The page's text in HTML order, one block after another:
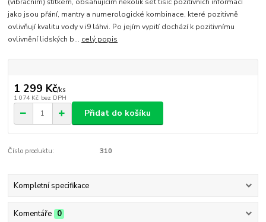
(vibračním) štítkem, obsahujícím několik set tisíc pozitivních informací
jako jsou přání, mantry a numerologické kombinace, které pozitivně
ovlivňují kvalitu vody v i9 láhvi. Po jejím vypití dochází k pozitivnímu
ovlivnění lidských b... celý popis
1 299 Kč/ks
1 074 Kč bez DPH
Přidat do košíku
Číslo produktu: 310
Kompletní specifikace
Komentáře 0